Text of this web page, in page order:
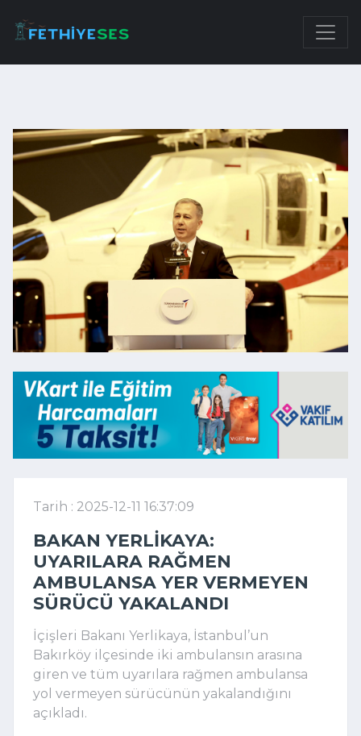
Tarih : 2025-12-11 16:37:09
BAKAN YERLIKAYA:
UYARILARA RAĞMEN
AMBULANSA YER VERMEYEN
SÜRÜCÜ YAKALANDI
İçişleri Bakanı Yerlikaya, İstanbul’un
Bakırköy ilçesinde iki ambulansın arasına
giren ve tüm uyarılara rağmen ambulansa
yol vermeyen sürücünün yakalandığını
açıkladı.